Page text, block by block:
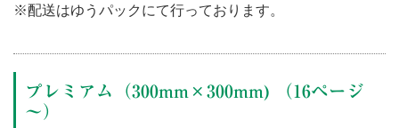
※配送はゆうパックにて行っております。
プレミアム（300mm×300mm) （16ページ
～）